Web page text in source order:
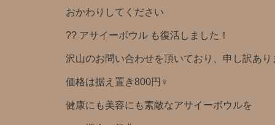
おかわりしてください
?? アサイーボウル も復活しました！
沢山のお問い合わせを頂いており、申し訳あり
価格は据え置き800円‍♀️
健康にも美容にも素敵なアサイーボウルを